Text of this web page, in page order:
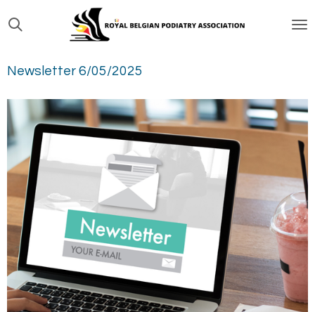
Passer
au
principal
Newsletter 6/05/2025